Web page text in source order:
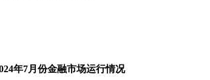
年7月份金融市场运行情况